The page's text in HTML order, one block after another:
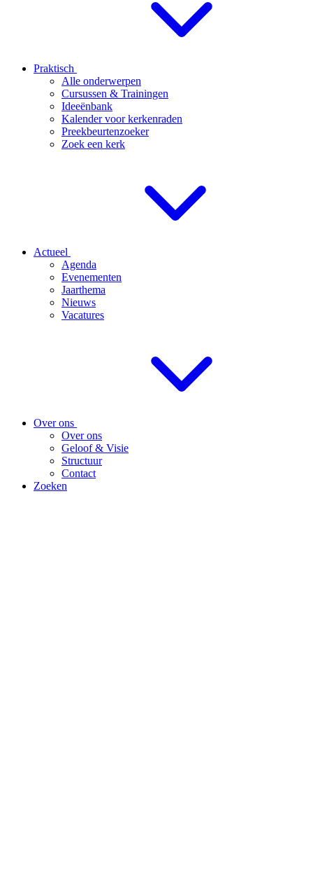
Praktisch
Alle onderwerpen
Cursussen & Trainingen
Ideeënbank
Kalender voor kerkenraden
Preekbeurtenzoeker
Zoek een kerk
Actueel
Agenda
Evenementen
Jaarthema
Nieuws
Vacatures
Over ons
Over ons
Geloof & Visie
Structuur
Contact
Zoeken